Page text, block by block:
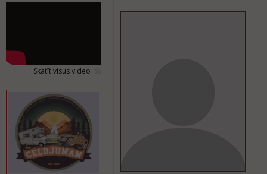
Skatīt visus video